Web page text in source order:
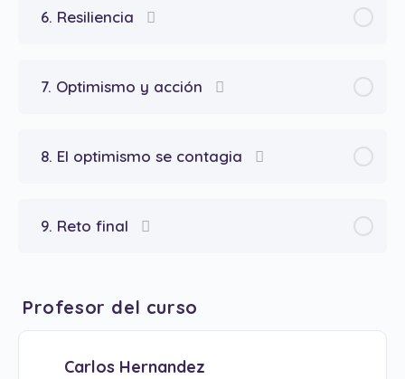
6. Resiliencia
7. Optimismo y acción
8. El optimismo se contagia
9. Reto final
Profesor del curso
Carlos Hernandez